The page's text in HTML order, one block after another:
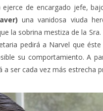
ejerce de encargado jefe,
una vanidosa viuda
la sobrina mestiza de la Sra.
pedirá a Narvel que
su comportamiento. A
a ser cada vez más estrecha